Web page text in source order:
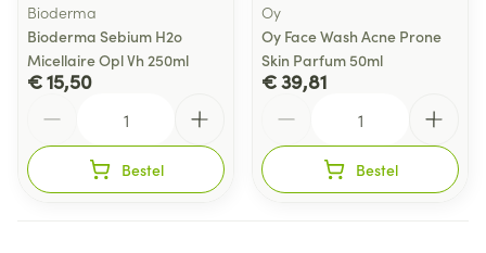
Bioderma
Bioderma Sebium H2o
Micellaire Opl Vh 250ml
€ 15,50
Bestel
Oy
Oy Face Wash Acne Prone
Skin Parfum 50ml
€ 39,81
Bestel